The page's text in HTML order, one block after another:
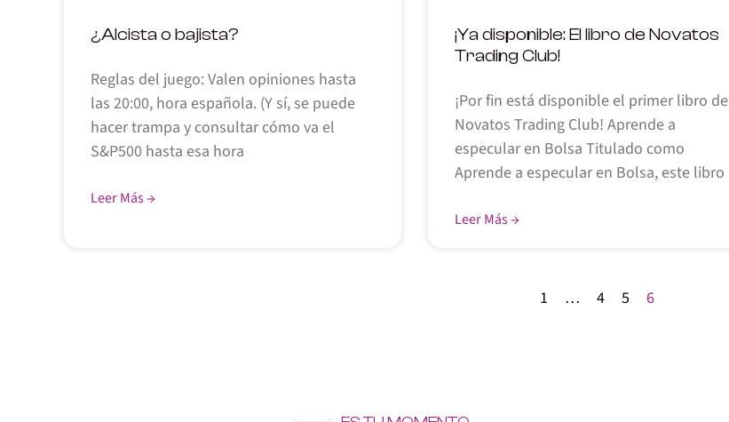
¿Alcista o bajista?
Reglas del juego: Valen opiniones hasta
las 20:00, hora española. (Y sí, se puede
hacer trampa y consultar cómo va el
S&P500 hasta esa hora
Leer Más →
¡Ya disponible: El libro de Novatos
Trading Club!
¡Por fin está disponible el primer libro de
Novatos Trading Club! Aprende a
especular en Bolsa Titulado como
Aprende a especular en Bolsa, este libro
Leer Más →
1 … 4 5 6